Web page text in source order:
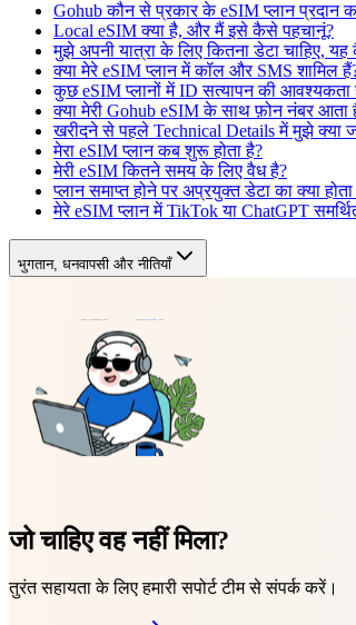
Gohub कौन से प्रकार के eSIM प्लान प्रदान
Local eSIM क्या है, और मैं इसे कैसे पहचानूं?
मुझे अपनी यात्रा के लिए कितना डेटा चाहिए,
क्या मेरे eSIM प्लान में कॉल और SMS शामिल
कुछ eSIM प्लानों में ID सत्यापन की आवश्यकता
क्या मेरी Gohub eSIM के साथ फ़ोन नंबर आता
खरीदने से पहले Technical Details में मुझे क्या
मेरा eSIM प्लान कब शुरू होता है?
मेरी eSIM कितने समय के लिए वैध है?
प्लान समाप्त होने पर अप्रयुक्त डेटा का क्या
मेरे eSIM प्लान में TikTok या ChatGPT
भुगतान, धनवापसी और नीतियाँ
जो चाहिए वह नहीं मिला?
तुरंत सहायता के लिए हमारी सपोर्ट टीम से संपर्क करें।